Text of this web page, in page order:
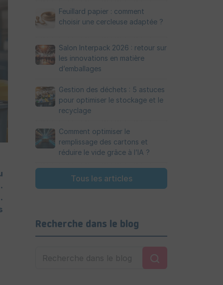
Feuillard papier : comment
choisir une cercleuse adaptée ?
Salon Interpack 2026 : retour sur
les innovations en matière
d’emballages
Gestion des déchets : 5 astuces
pour optimiser le stockage et le
recyclage
Comment optimiser le
remplissage des cartons et
réduire le vide grâce à l’IA ?
Tous les articles
Recherche dans le blog